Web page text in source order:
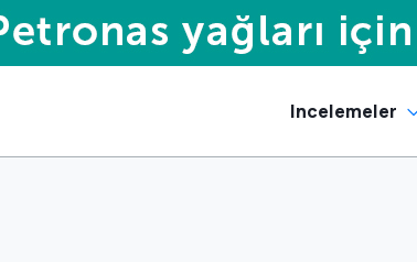
Incelemeler